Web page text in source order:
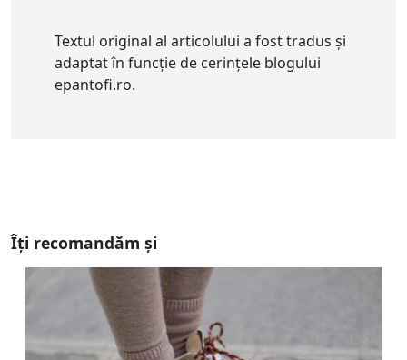
Textul original al articolului a fost tradus și
adaptat în funcție de cerințele blogului
epantofi.ro.
Îți recomandăm și